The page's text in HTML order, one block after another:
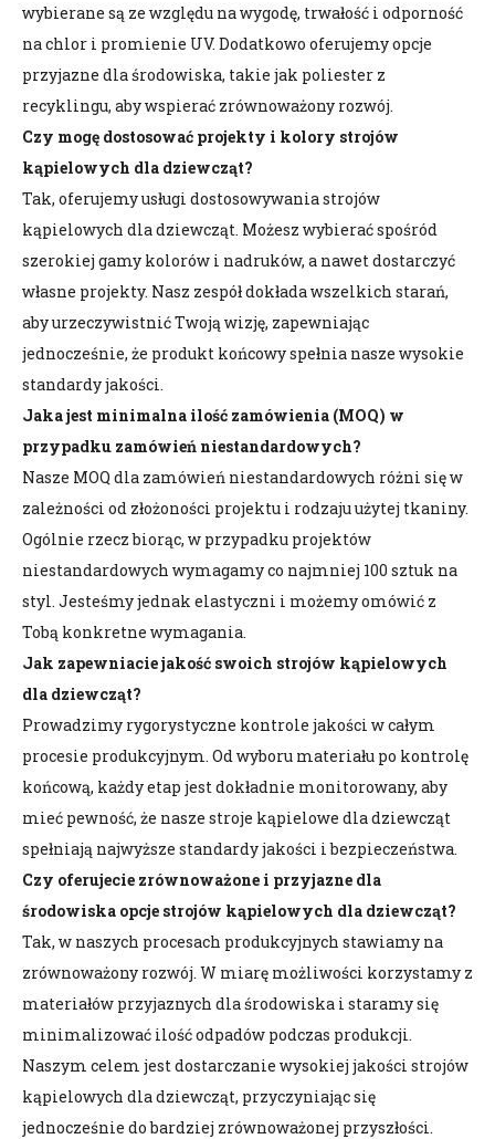
wybierane są ze względu na wygodę, trwałość i odporność
na chlor i promienie UV. Dodatkowo oferujemy opcje
przyjazne dla środowiska, takie jak poliester z
recyklingu, aby wspierać zrównoważony rozwój.
Czy mogę dostosować projekty i kolory strojów
kąpielowych dla dziewcząt?
Tak, oferujemy usługi dostosowywania strojów
kąpielowych dla dziewcząt. Możesz wybierać spośród
szerokiej gamy kolorów i nadruków, a nawet dostarczyć
własne projekty. Nasz zespół dokłada wszelkich starań,
aby urzeczywistnić Twoją wizję, zapewniając
jednocześnie, że produkt końcowy spełnia nasze wysokie
standardy jakości.
Jaka jest minimalna ilość zamówienia (MOQ) w
przypadku zamówień niestandardowych?
Nasze MOQ dla zamówień niestandardowych różni się w
zależności od złożoności projektu i rodzaju użytej tkaniny.
Ogólnie rzecz biorąc, w przypadku projektów
niestandardowych wymagamy co najmniej 100 sztuk na
styl. Jesteśmy jednak elastyczni i możemy omówić z
Tobą konkretne wymagania.
Jak zapewniacie jakość swoich strojów kąpielowych
dla dziewcząt?
Prowadzimy rygorystyczne kontrole jakości w całym
procesie produkcyjnym. Od wyboru materiału po kontrolę
końcową, każdy etap jest dokładnie monitorowany, aby
mieć pewność, że nasze stroje kąpielowe dla dziewcząt
spełniają najwyższe standardy jakości i bezpieczeństwa.
Czy oferujecie zrównoważone i przyjazne dla
środowiska opcje strojów kąpielowych dla dziewcząt?
Tak, w naszych procesach produkcyjnych stawiamy na
zrównoważony rozwój. W miarę możliwości korzystamy z
materiałów przyjaznych dla środowiska i staramy się
minimalizować ilość odpadów podczas produkcji.
Naszym celem jest dostarczanie wysokiej jakości strojów
kąpielowych dla dziewcząt, przyczyniając się
jednocześnie do bardziej zrównoważonej przyszłości.